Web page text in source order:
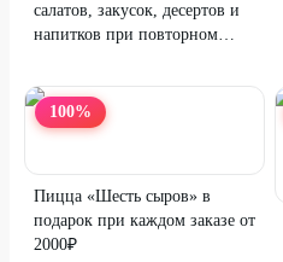
салатов, закусок, десертов и
напитков при повторном
Пицца»
100%
Пицца «Шесть сыров» в
подарок при каждом заказе от
2000₽